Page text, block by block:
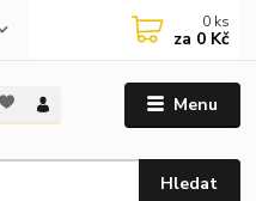
Menu
Hledat
0 ks
za 0 Kč